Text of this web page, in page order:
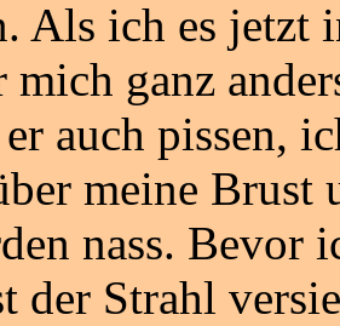
Als ich es jetzt
ganz
auch pissen,
meine
nass. Bevor
der Strahl